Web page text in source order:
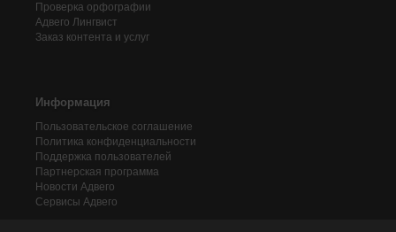
Проверка орфографии
Адвего Лингвист
Заказ контента и услуг
Информация
Пользовательское соглашение
Политика конфиденциальности
Поддержка пользователей
Партнерская программа
Новости Адвего
Сервисы Адвего